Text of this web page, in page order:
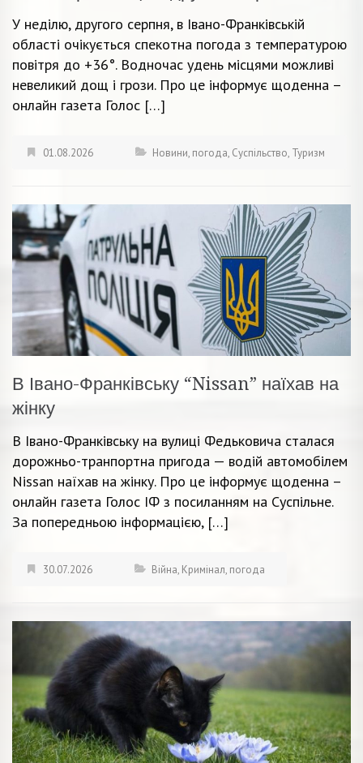
У неділю, другого серпня, в Івано-Франківській
області очікується спекотна погода з температурою
повітря до +36°. Водночас удень місцями можливі
невеликий дощ і грози. Про це інформує щоденна –
онлайн газета Голос […]
01.08.2026 Новини, погода, Суспільство, Туризм
В Івано-Франківську “Nissan” наїхав на
жінку
В Івано-Франківську на вулиці Федьковича сталася
дорожньо-транпортна пригода — водій автомобілем
Nissan наїхав на жінку. Про це інформує щоденна –
онлайн газета Голос ІФ з посиланням на Суспільне.
За попередньою інформацією, […]
30.07.2026 Війна, Кримінал, погода